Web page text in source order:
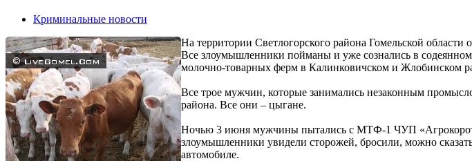
Криминальные новости
На территории Светлогорского района Гомельской области
Все злоумышленники пойманы и уже сознались в
молочно-товарных ферм в Калинковичском и Жлобинском
Все трое мужчин, которые занимались незаконным
района. Все они – цыгане.
Ночью 3 июня мужчины пытались с МТФ-1 ЧУП
злоумышленники увидели сторожей, бросили, можно
автомобиле.